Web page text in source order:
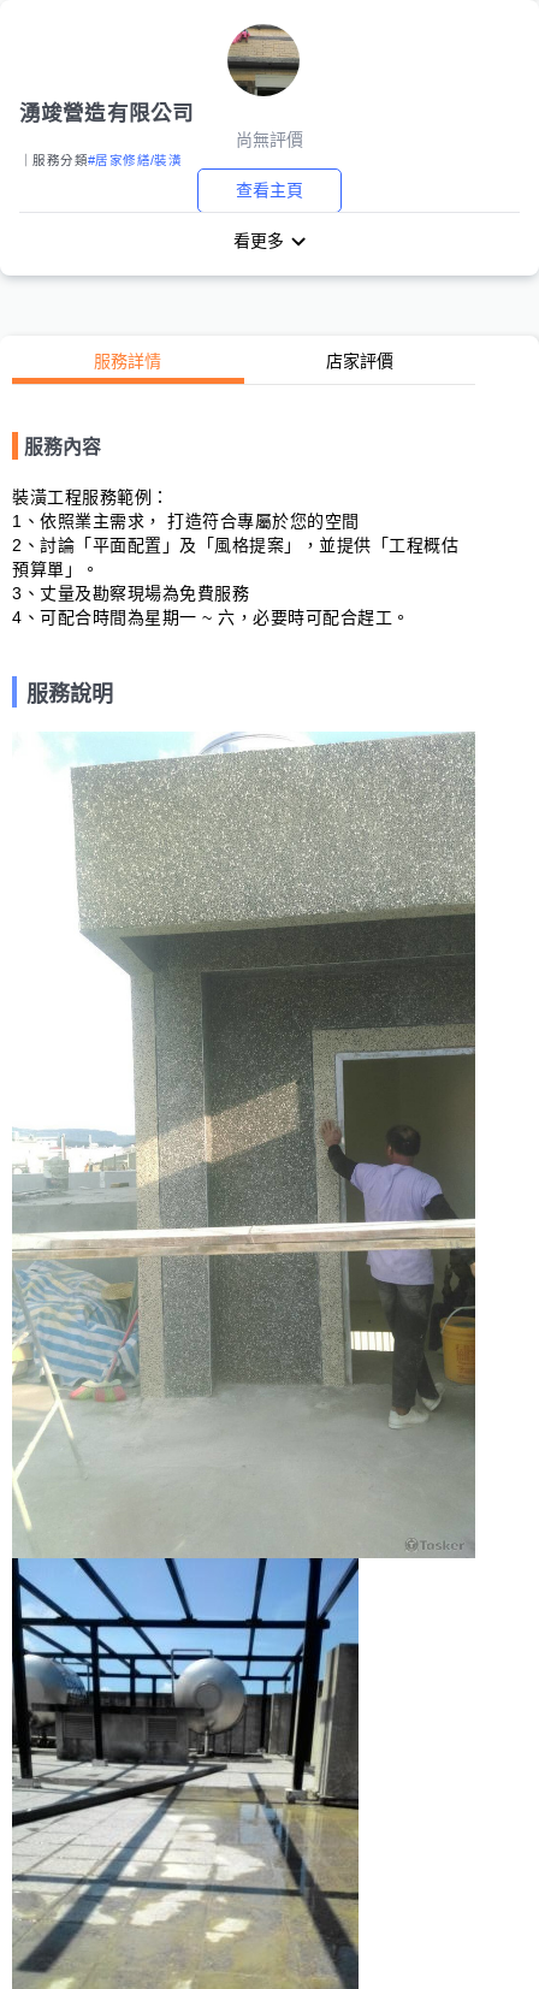
湧竣營造有限公司
尚無評價
｜服務分類#居家修繕/裝潢
查看主頁
看更多
服務詳情 店家評價
服務內容
裝潢工程服務範例：
1、依照業主需求， 打造符合專屬於您的空間
2、討論「平面配置」及「風格提案」，並提供「工程概估
預算單」。
3、丈量及勘察現場為免費服務
4、可配合時間為星期一 ~ 六，必要時可配合趕工。
服務說明